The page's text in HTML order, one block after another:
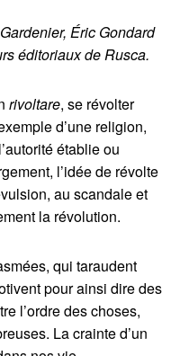
Éric Gondard
éditoriaux de Rusca.
rivoltare, se révolter
d’une religion,
établie ou
l’idée de révolte
au scandale et
la révolution.
qui taraudent
pour ainsi dire des
l’ordre des choses,
La crainte d’un